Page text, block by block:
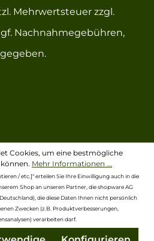
Mehrwertsteuer zzgl.
Nachnahmegebühren,
Cookies, um eine bestmögliche
Mehr Informationen ...
/ etc.]“ erteilen Sie Ihre Einwilligung auch in die
Shop an unseren Partner, die shopware AG
die diese Daten Ihnen nicht persönlich
Zwecken (z.B. Produktverbesserungen,
verarbeiten darf.